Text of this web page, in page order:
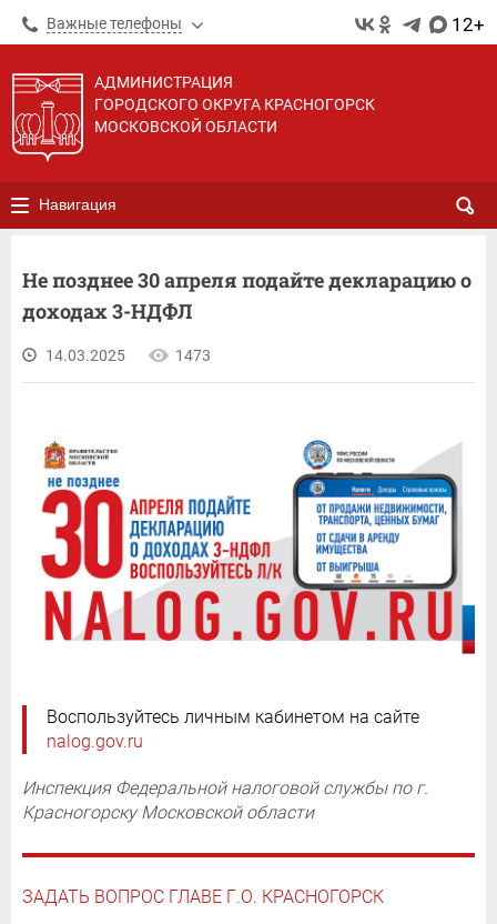
Важные телефоны 12+
АДМИНИСТРАЦИЯ
ГОРОДСКОГО ОКРУГА КРАСНОГОРСК
МОСКОВСКОЙ ОБЛАСТИ
Навигация
Не позднее 30 апреля подайте декларацию о
доходах 3-НДФЛ
14.03.2025 1473
Воспользуйтесь личным кабинетом на сайте
nalog.gov.ru
Инспекция Федеральной налоговой службы по г.
Красногорску Московской области
ЗАДАТЬ ВОПРОС ГЛАВЕ Г.О. КРАСНОГОРСК